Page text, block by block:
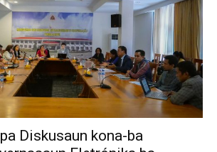
Diskusaun kona-ba